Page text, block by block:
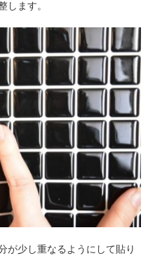
します。
が少し重なるようにして貼り